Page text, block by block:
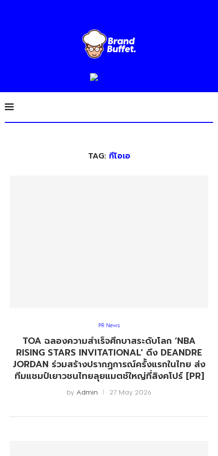
TAG: ทีโอเอ
PR News
TOA ฉลองความสำเร็จศึกบาสระดับโลก ‘NBA
RISING STARS INVITATIONAL’ ดึง DEANDRE
JORDAN ร่วมสร้างปรากฏการณ์ครั้งแรกในไทย ส่ง
ทีมแชมป์เยาวชนไทยลุยแมตช์ใหญ่ที่สิงคโปร์ [PR]
by Admin 27 May 2026